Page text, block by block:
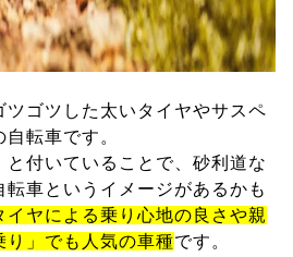
ツゴツした太いタイヤやサスペ
転車です。
付いていることで、砂利道な
転車というイメージがあるかも
イヤによる乗り心地の良さや親
り」でも人気の車種です。